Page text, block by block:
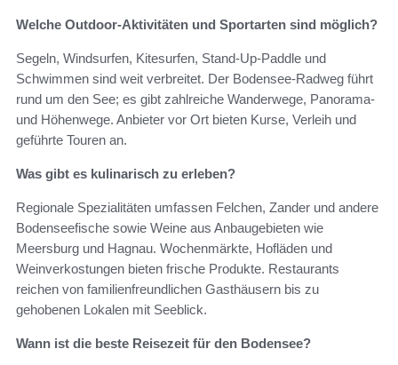
Welche Outdoor-Aktivitäten und Sportarten sind möglich?
Segeln, Windsurfen, Kitesurfen, Stand-Up-Paddle und
Schwimmen sind weit verbreitet. Der Bodensee-Radweg führt
rund um den See; es gibt zahlreiche Wanderwege, Panorama-
und Höhenwege. Anbieter vor Ort bieten Kurse, Verleih und
geführte Touren an.
Was gibt es kulinarisch zu erleben?
Regionale Spezialitäten umfassen Felchen, Zander und andere
Bodenseefische sowie Weine aus Anbaugebieten wie
Meersburg und Hagnau. Wochenmärkte, Hofläden und
Weinverkostungen bieten frische Produkte. Restaurants
reichen von familienfreundlichen Gasthäusern bis zu
gehobenen Lokalen mit Seeblick.
Wann ist die beste Reisezeit für den Bodensee?